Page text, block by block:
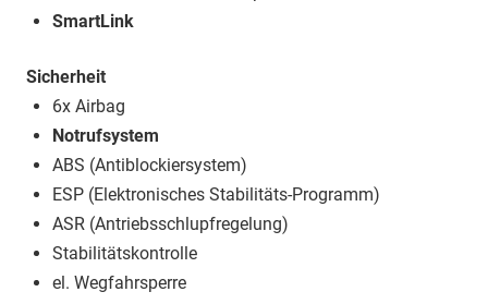
SmartLink
Sicherheit
6x Airbag
Notrufsystem
ABS (Antiblockiersystem)
ESP (Elektronisches Stabilitäts-Programm)
ASR (Antriebsschlupfregelung)
Stabilitätskontrolle
el. Wegfahrsperre